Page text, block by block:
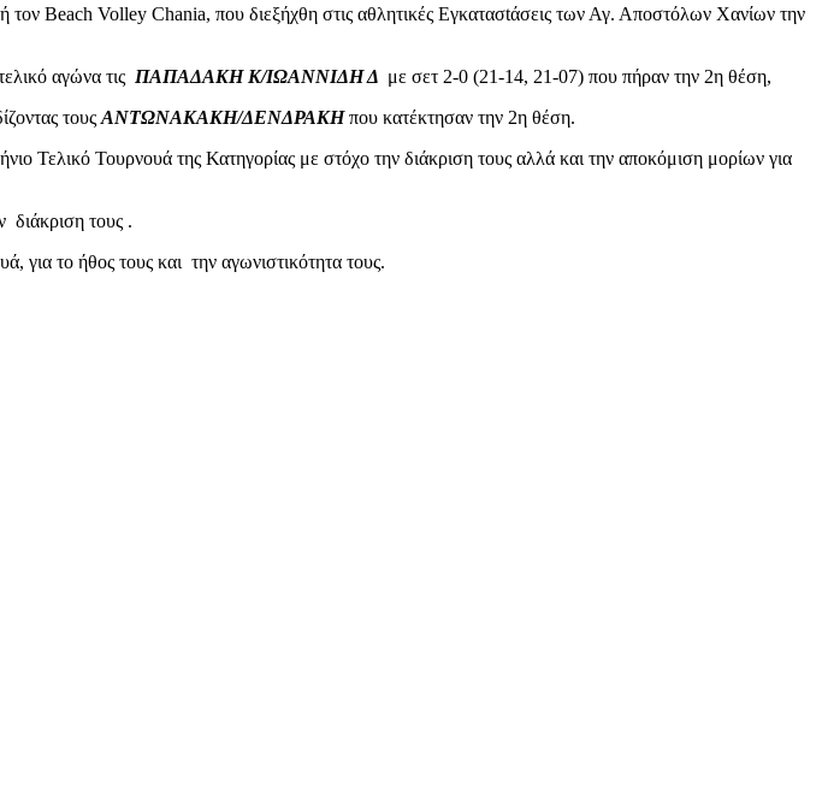
Beach Volley Chania, που διεξήχθη στις αθλητικές Εγκατασtάσεις των Αγ. Αποστόλων Χανίων την
αγώνα τις ΠΑΠΑΔΑΚΗ Κ/ΙΩΑΝΝΙΔΗ Δ με σετ 2-0 (21-14, 21-07) που πήραν την 2η θέση,
τουςΑΝΤΩΝΑΚΑΚΗ/ΔΕΝΔΡΑΚΗπου κατέκτησαν την 2η θέση.
Τελικό Τουρνουά της Κατηγορίας με στόχο την διάκριση τους αλλά και την αποκόμιση μορίων για
διάκριση τους .
για το ήθος τους και την αγωνιστικότητα τους.